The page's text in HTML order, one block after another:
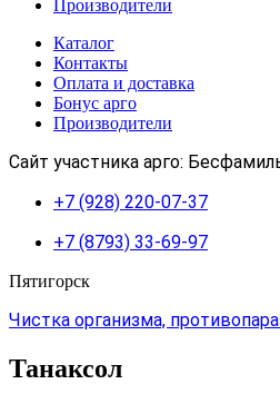
Производители
Каталог
Контакты
Оплата и доставка
Бонус арго
Производители
Сайт участника арго:
+7 (928) 220-07-37
+7 (8793) 33-69-97
Пятигорск
Чистка организма,
Танаксол